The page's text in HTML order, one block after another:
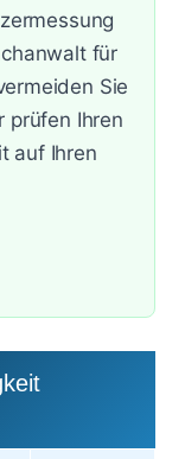
für
Sie
prüfen Ihren
auf Ihren